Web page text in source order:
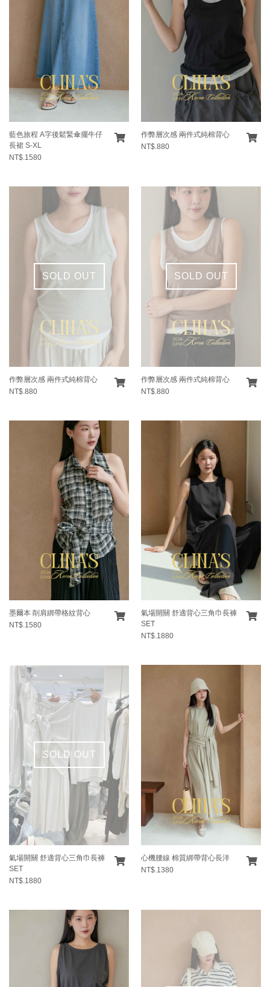
藍色旅程 A字後鬆緊傘擺牛仔
長裙 S-XL
NT$.1580
作弊層次感 兩件式純棉背心
NT$.880
SOLD OUT
作弊層次感 兩件式純棉背心
NT$.880
SOLD OUT
作弊層次感 兩件式純棉背心
NT$.880
墨爾本 削肩綁帶格紋背心
NT$.1580
氣場開關 舒適背心三角巾長褲
SET
NT$.1880
SOLD OUT
氣場開關 舒適背心三角巾長褲
SET
NT$.1880
心機腰線 棉質綁帶背心長洋
NT$.1380